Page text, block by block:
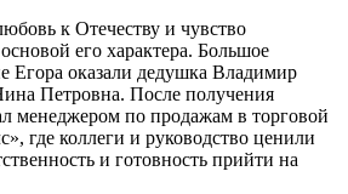
к Отечеству и чувство
его характера. Большое
Егора оказали дедушка Владимир
Петровна. После получения
менеджером по продажам в торговой
где коллеги и руководство ценили
и готовность прийти на